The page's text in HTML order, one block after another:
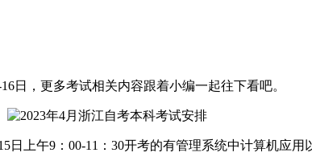
日，更多考试相关内容跟着小编一起往下看吧。
上午9：00-11：30开考的有管理系统中计算机应